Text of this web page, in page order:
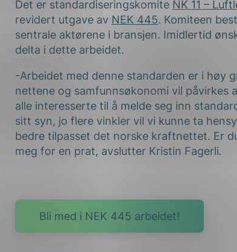
Det er standardiseringskomite NK 11 –
revidert utgave av NEK 445. Komiteen
sentrale aktørene i bransjen. Imidlertid
delta i dette arbeidet.
-Arbeidet med denne standarden er i høy
nettene og samfunnsøkonomi vil påvirkes
alle interesserte til å melde seg inn
sitt syn, jo flere vinkler vil vi kunne ta
bedre tilpasset det norske kraftnettet. Er
meg for en prat, avslutter Kristin Fagerli.
Bli med i NEK 445 arbeidet!